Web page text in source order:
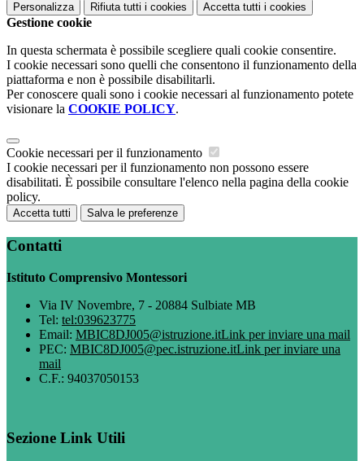
Personalizza Rifiuta tutti i cookies Accetta tutti i cookies
Gestione cookie
In questa schermata è possibile scegliere quali cookie consentire.
I cookie necessari sono quelli che consentono il funzionamento della
piattaforma e non è possibile disabilitarli.
Per conoscere quali sono i cookie necessari al funzionamento potete
visionare la COOKIE POLICY.
Cookie necessari per il funzionamento
I cookie necessari per il funzionamento non possono essere
disabilitati. È possibile consultare l'elenco nella pagina della cookie
policy.
Accetta tutti Salva le preferenze
Contatti
Istituto Comprensivo Montessori
Via IV Novembre, 7 - 20884 Sulbiate MB
Tel: tel:039623775
Email: MBIC8DJ005@istruzione.itLink per inviare una mail
PEC: MBIC8DJ005@pec.istruzione.itLink per inviare una
mail
C.F.: 94037050153
Sezione Link Utili